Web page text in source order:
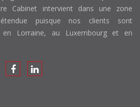
Cabinet intervient dans une zone
puisque nos clients sont
en Lorraine, au Luxembourg et en